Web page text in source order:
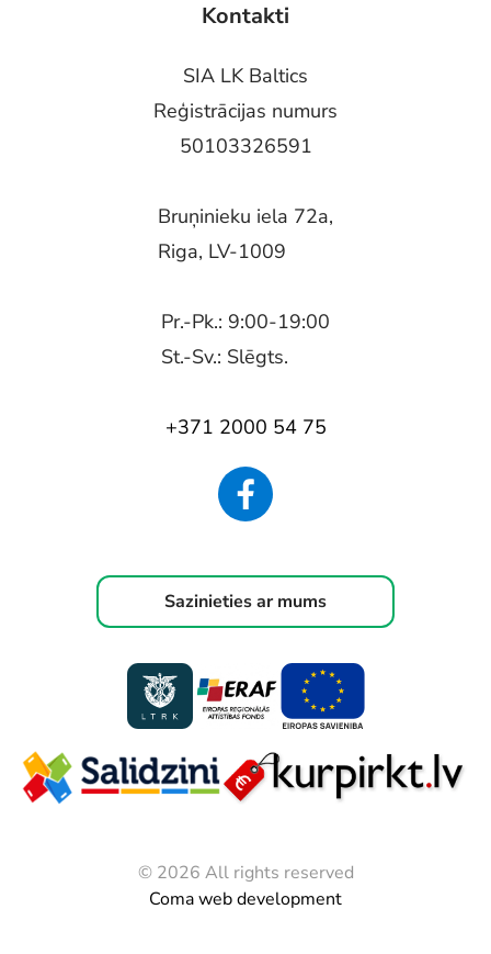
Kontakti
SIA LK Baltics
Reģistrācijas numurs
50103326591
Bruņinieku iela 72a,
Riga, LV-1009
Pr.-Pk.: 9:00-19:00
St.-Sv.: Slēgts.
+371 2000 54 75
Sazinieties ar mums
© 2026 All rights reserved
Coma web development